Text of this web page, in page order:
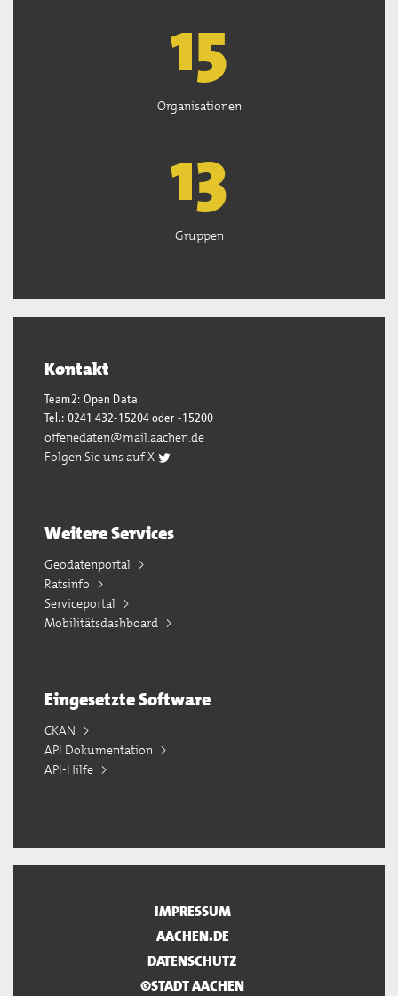
15
Organisationen
13
Gruppen
Kontakt
Team2: Open Data
Tel.: 0241 432-15204 oder -15200
offenedaten@mail.aachen.de
Folgen Sie uns auf X
Weitere Services
Geodatenportal
Ratsinfo
Serviceportal
Mobilitätsdashboard
Eingesetzte Software
CKAN
API Dokumentation
API-Hilfe
IMPRESSUM
AACHEN.DE
DATENSCHUTZ
©STADT AACHEN